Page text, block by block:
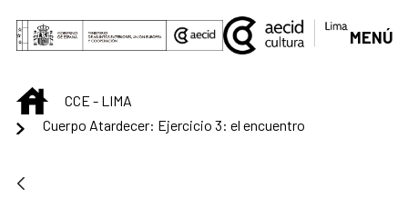
Saltar al contenido principal
MENÚ
INICIOCCE - LIMA
Cuerpo Atardecer: Ejercicio 3: el encuentro